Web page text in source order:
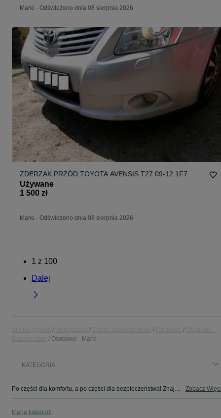
Marki - Odświeżono dnia 08 sierpnia 2026
ZDERZAK PRZÓD TOYOTA AVENSIS T27 09-12 1F7
Używane
1 500 zł
Marki - Odświeżono dnia 08 sierpnia 2026
1 z 100
Dalej
Osobowe - Marki
KATEGORIA
Po części dla komfortu, a po części dla bezpieczeństwa! Znajdź coś dla swojego auta w kategorii Osobowe na OLX - Marki i okolice! Zobacz
Mapa kategorii